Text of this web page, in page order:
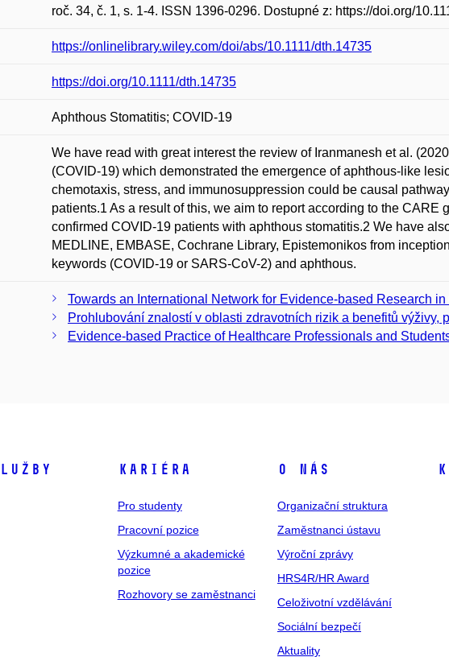
roč. 34, č. 1, s. 1-4. ISSN 1396-0296. Dostupné z: https://doi.org/
https://onlinelibrary.wiley.com/doi/abs/10.1111/dth.14735
https://doi.org/10.1111/dth.14735
Aphthous Stomatitis; COVID-19
We have read with great interest the review of Iranmanesh et al.
(COVID-19) which demonstrated the emergence of aphthous-like
chemotaxis, stress, and immunosuppression could be causal
patients.1 As a result of this, we aim to report according to the
confirmed COVID-19 patients with aphthous stomatitis.2 We have
MEDLINE, EMBASE, Cochrane Library, Epistemonikos from
keywords (COVID-19 or SARS-CoV-2) and aphthous.
Towards an International Network for Evidence-based Research
Prohlubování znalostí v oblasti zdravotních rizik a benefitů výživy,
Evidence-based Practice of Healthcare Professionals and
Kariéra
Pro studenty
Pracovní pozice
Výzkumné a akademické
pozice
Rozhovory se zaměstnanci
O nás
Organizační struktura
Zaměstnanci ústavu
Výroční zprávy
HRS4R/HR Award
Celoživotní vzdělávání
Sociální bezpečí
Aktuality